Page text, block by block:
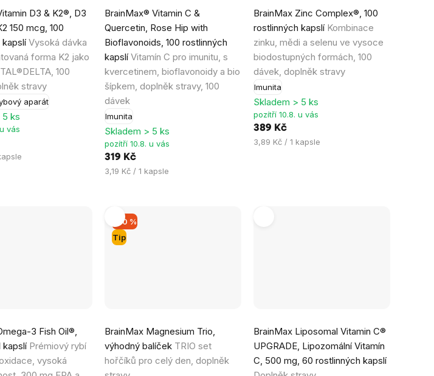
D3 & K2®, D3
150 mcg, 100
kapslíVysoká dávka
forma K2 jako
100
stravy
aparát
5 ks
vás
BrainMax® Vitamin C &
Quercetin, Rose Hip with
Bioflavonoids, 100 rostlinných
kapslí Vitamín C pro imunitu, s
kvercetinem, bioflavonoidy a bio
šípkem, doplněk stravy, 100
dávek
Imunita
hodnocení
produktu
je
5,0
z
5
hvězdiček.
Skladem > 5 ks
pozítří 10.8. u vás
319 Kč
Měrná
3,19 Kč / 1 kapsle
BrainMax Zinc Complex®, 100
rostlinných kapslí Kombinace
zinku, mědi a selenu ve vysoce
biodostupných formách, 100
dávek, doplněk stravy
Imunita
hodnocení
produktu
je
4,9
z
5
hvězdiček.
Skladem > 5 ks
pozítří 10.8. u vás
389 Kč
Měrná
3,89 Kč / 1 kapsle
3 Fish Oil®,
kapslí Prémiový rybí
vysoká
Tip
–20 %
BrainMax Magnesium Trio,
výhodný balíček TRIO set
hořčíků pro celý den, doplněk
hodnocení
produktu
je
BrainMax Liposomal Vitamin C®
UPGRADE, Lipozomální Vitamín
C, 500 mg, 60 rostlinných kapslí
hodnocení
produktu
je